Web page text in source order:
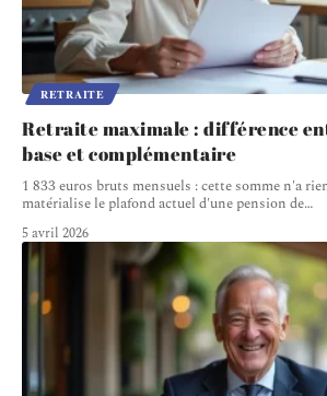
RETRAITE
Retraite maximale : différence
base et complémentaire
1 833 euros bruts mensuels : cette somme n'a
matérialise le plafond actuel d'une pension de…
5 avril 2026